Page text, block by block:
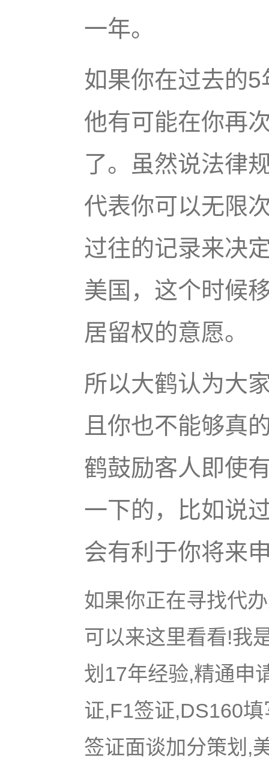
一年。
如果你在过去的
他有可能在你再
了。虽然说法律
代表你可以无限
过往的记录来决
美国，这个时候
居留权的意愿。
所以大鹤认为大
且你也不能够真
鹤鼓励客人即使
一下的，比如说
会有利于你将来
如果你正在寻找代
可以来这里看看!我
划17年经验,精通申
证,F1签证,DS160
签证面谈加分策划,